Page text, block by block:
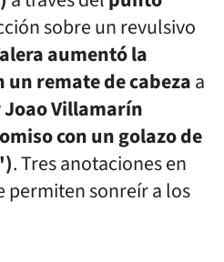
sobre un revulsivo
aumentó la
remate de cabezaa
Joao Villamarín
con un golazo de
. Tres anotaciones en
permiten sonreír a los